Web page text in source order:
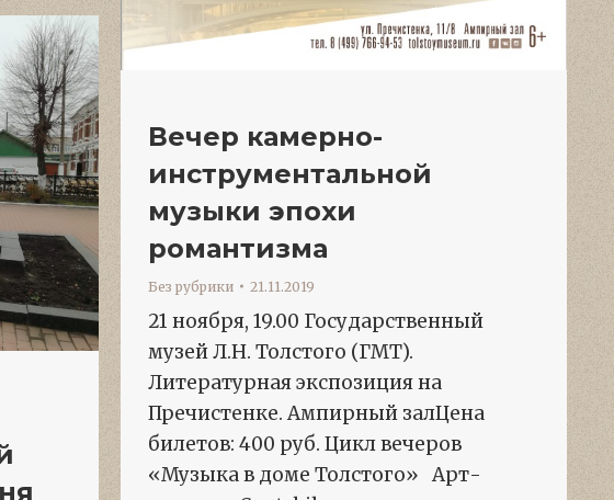
Вечер камерно-
инструментальной
музыки эпохи
романтизма
Без рубрики 21.11.2019
21 ноября, 19.00 Государственный
музей Л.Н. Толстого (ГМТ).
Литературная экспозиция на
Пречистенке. Ампирный залЦена
билетов: 400 руб. Цикл вечеров
«Музыка в доме Толстого» Арт-